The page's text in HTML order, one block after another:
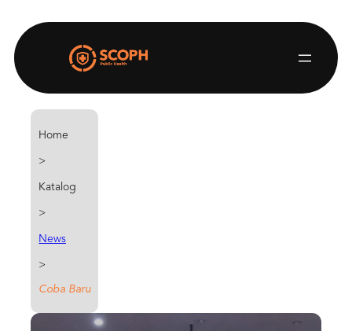
Home
>
Katalog
>
News
>
Coba Baru